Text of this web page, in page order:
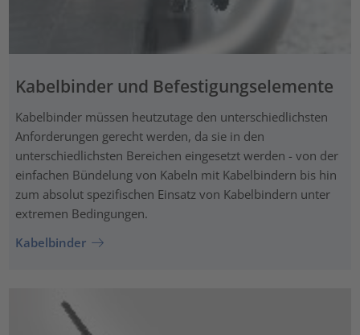
Kabelbinder und Befestigungselemente
Kabelbinder müssen heutzutage den unterschiedlichsten
Anforderungen gerecht werden, da sie in den
unterschiedlichsten Bereichen eingesetzt werden - von der
einfachen Bündelung von Kabeln mit Kabelbindern bis hin
zum absolut spezifischen Einsatz von Kabelbindern unter
extremen Bedingungen.
Kabelbinder